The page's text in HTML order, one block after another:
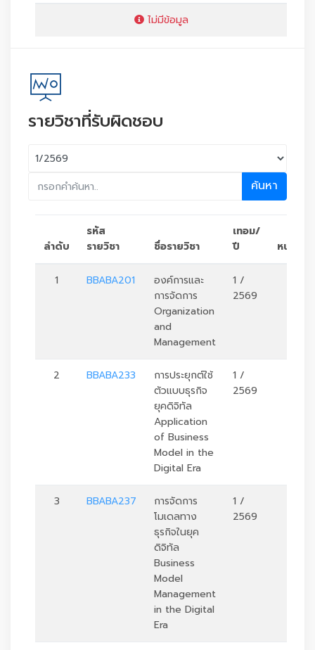
ไม่มีข้อมูล
รายวิชาที่รับผิดชอบ
ค้นหา
ลำดับ
รหัส
รายวิชา
ชื่อรายวิชา
เทอม/
ปี
หน่วยกิ
1 BBABA201
องค์การและ
การจัดการ
Organization
and
Management
1 /
2569
2 BBABA233
การประยุกต์ใช้
ตัวแบบธุรกิจ
ยุคดิจิทัล
Application
of Business
Model in the
Digital Era
1 /
2569
3 BBABA237
การจัดการ
โมเดลทาง
ธุรกิจในยุค
ดิจิทัล
Business
Model
Management
in the Digital
Era
1 /
2569